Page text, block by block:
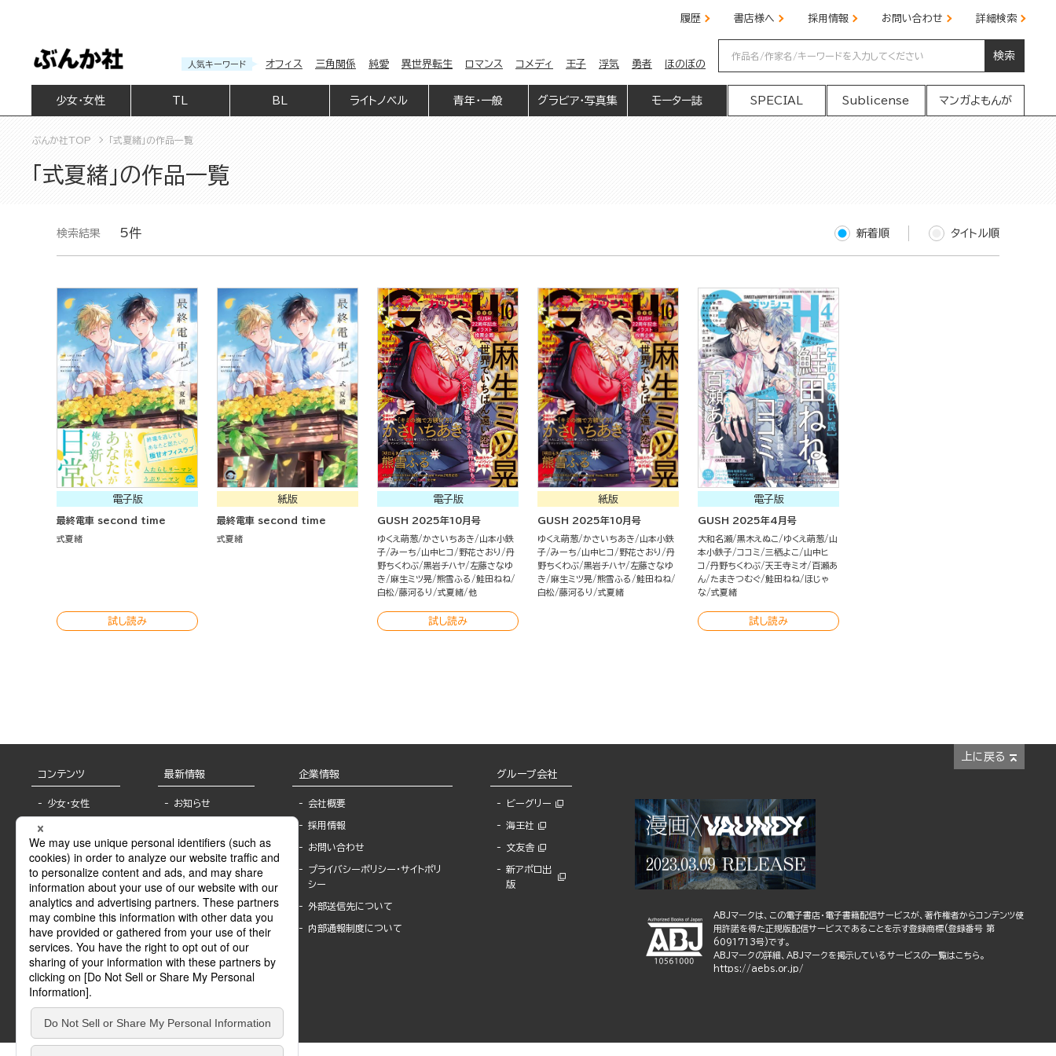
履歴 書店様へ 採用情報 お問い合わせ 詳細検索
人気キーワード オフィス 三角関係 純愛 異世界転生 ロマンス コメディ 王子 浮気 勇者 ほのぼの
検索
少女・女性 BL ライトノベル 青年・一般 グラビア・写真集 モーター誌 SPECIAL Sublicense マンガよもんが
ぶんか社TOP 「式夏緒」の作品一覧
「式夏緒」の作品一覧
検索結果 5件 新着順 タイトル順
電子版
最終電車 second time
式夏緒
試し読み
紙版
最終電車 second time
式夏緒
電子版
GUSH 2025年10月号
ゆくえ萌葱 かさいちあき
山本小鉄
子 みーち 山中ヒコ 野花さおり
丹
野ちくわぶ 黒岩チハヤ
左藤さなゆ
き
麻生ミツ晃 熊雪ふる
鮭田ねね
白松 藤河るり 式夏緒 他
試し読み
紙版
GUSH 2025年10月号
ゆくえ萌葱 かさいちあき
山本小鉄
子 みーち 山中ヒコ 野花さおり
丹
野ちくわぶ 黒岩チハヤ
左藤さなゆ
き
麻生ミツ晃 熊雪ふる
鮭田ねね
白松 藤河るり 式夏緒
電子版
GUSH 2025年4月号
大和名瀬 黒木えぬこ ゆくえ萌葱
山
本小鉄子 ココミ 三栖よこ
山中ヒ
コ
丹野ちくわぶ 天王寺ミオ 百瀬あ
ん
たまきつむぐ 鮭田ねね
ほじゃ
な 式夏緒
試し読み
上に戻る
コンテンツ
少女・女性
BL
ライトノベル
青年・一般
グラビア・写真
モーター誌
SPECIAL
Sublicense
最新情報
お知らせ
報
書店様へ
海外ライセンシー
公式SNSアカウ
ント
作家一覧
Keyword list
Author list
企業情報
会社概要
採用情報
お問い合わせ
プライバシーポリシー・サイトポリ
シー
外部送信先について
内部通報制度について
グループ会社
ビーグリー
海王社
文友舎
新アポロ出
版
ABJマークは、この電子書店・電子書籍配信サービスが、著作権者からコンテンツ使
用許諾を得た正規版配信サービスであることを示す登録商標(登録番号 第
6091713号)です。
ABJマークの詳細、ABJマークを掲示しているサービスの一覧はこちら。
https://aebs.or.jp/